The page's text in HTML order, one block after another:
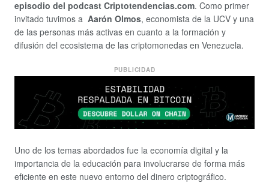
episodio del podcast Criptotendencias.com. Como primer
invitado tuvimos a Aarón Olmos, economista de la UCV y una
de las personas más activas en cuanto a la formación y
difusión del ecosistema de las criptomonedas en Venezuela.
PUBLICIDAD
Uno de los temas abordados fue la economía digital y la
importancia de la educación para involucrarse de forma más
eficiente en este nuevo entorno del dinero criptográfico.